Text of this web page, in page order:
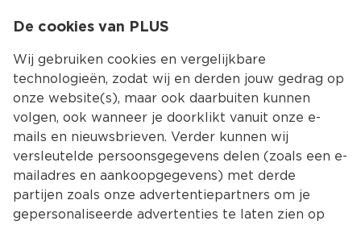
Kies jouw
De cookies van PLUS
Wij gebruiken cookies en vergelijkbare
technologieën, zodat wij en derden jouw gedrag op
onze website(s), maar ook daarbuiten kunnen
volgen, ook wanneer je doorklikt vanuit onze e-
mails en nieuwsbrieven. Verder kunnen wij
versleutelde persoonsgegevens delen (zoals een e-
mailadres en aankoopgegevens) met derde
partijen zoals onze advertentiepartners om je
gepersonaliseerde advertenties te laten zien op